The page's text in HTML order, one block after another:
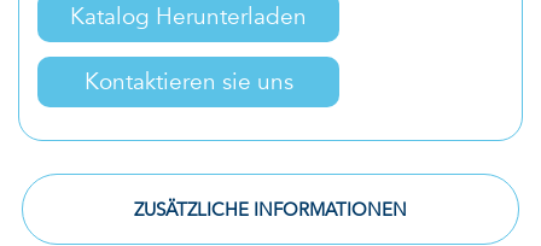
Katalog Herunterladen
Kontaktieren sie uns
ZUSÄTZLICHE INFORMATIONEN